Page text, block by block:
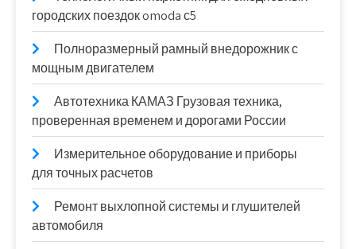
городских поездок omoda с5
Полноразмерный рамный внедорожник с
мощным двигателем
Автотехника КАМАЗ Грузовая техника,
проверенная временем и дорогами России
Измерительное оборудование и приборы
для точных расчетов
Ремонт выхлопной системы и глушителей
автомобиля